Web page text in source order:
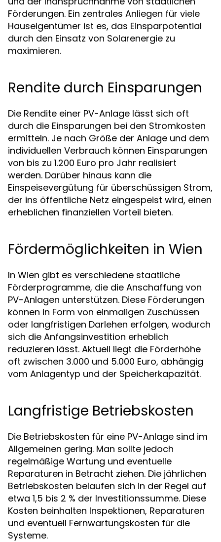
Förderungen. Ein zentrales Anliegen für viele
Hauseigentümer ist es, das Einsparpotential
durch den Einsatz von Solarenergie zu
maximieren.
Rendite durch Einsparungen
Die Rendite einer PV-Anlage lässt sich oft
durch die Einsparungen bei den Stromkosten
ermitteln. Je nach Größe der Anlage und dem
individuellen Verbrauch können Einsparungen
von bis zu 1.200 Euro pro Jahr realisiert
werden. Darüber hinaus kann die
Einspeisevergütung für überschüssigen Strom,
der ins öffentliche Netz eingespeist wird, einen
erheblichen finanziellen Vorteil bieten.
Fördermöglichkeiten in Wien
In Wien gibt es verschiedene staatliche
Förderprogramme, die die Anschaffung von
PV-Anlagen unterstützen. Diese Förderungen
können in Form von einmaligen Zuschüssen
oder langfristigen Darlehen erfolgen, wodurch
sich die Anfangsinvestition erheblich
reduzieren lässt. Aktuell liegt die Förderhöhe
oft zwischen 3.000 und 5.000 Euro, abhängig
vom Anlagentyp und der Speicherkapazität.
Langfristige Betriebskosten
Die Betriebskosten für eine PV-Anlage sind im
Allgemeinen gering. Man sollte jedoch
regelmäßige Wartung und eventuelle
Reparaturen in Betracht ziehen. Die jährlichen
Betriebskosten belaufen sich in der Regel auf
etwa 1,5 bis 2 % der Investitionssumme. Diese
Kosten beinhalten Inspektionen, Reparaturen
und eventuell Fernwartungskosten für die
Systeme.